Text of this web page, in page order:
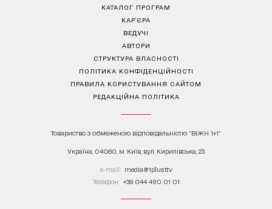
КАТАЛОГ ПРОГРАМ
КАР’ЄРА
ВЕДУЧІ
АВТОРИ
СТРУКТУРА ВЛАСНОСТІ
ПОЛІТИКА КОНФІДЕНЦІЙНОСТІ
ПРАВИЛА КОРИСТУВАННЯ САЙТОМ
РЕДАКЦІЙНА ПОЛІТИКА
Товариство з обмеженою відповідальністю "ВІЖН 1+1"
Україна, 04080, м. Київ, вул. Кирилівська, 23
е-mail: media@1plus1.tv
Телефон: +38 044 490 01 01